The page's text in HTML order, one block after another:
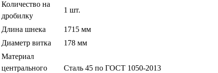
Количество на
дробилку
1 шт.
Длина шнека
1715 мм
Диаметр витка
178 мм
Материал
центрального
Сталь 45 по ГОСТ 1050-2013